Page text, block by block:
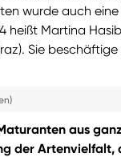
wurde auch
heißt Martina
Sie
aus
der Artenvielfalt,